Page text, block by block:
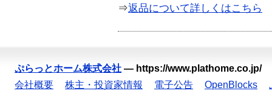
⇒返品について詳しくはこちら
ぷらっとホーム株式会社 — https://www.plathome.co.jp/
会社概要
株主・投資家情報 電子公告 OpenBlocks